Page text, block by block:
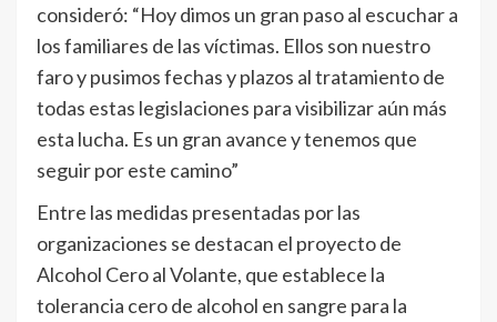
consideró: “Hoy dimos un gran paso al escuchar a
los familiares de las víctimas. Ellos son nuestro
faro y pusimos fechas y plazos al tratamiento de
todas estas legislaciones para visibilizar aún más
esta lucha. Es un gran avance y tenemos que
seguir por este camino”
Entre las medidas presentadas por las
organizaciones se destacan el proyecto de
Alcohol Cero al Volante, que establece la
tolerancia cero de alcohol en sangre para la